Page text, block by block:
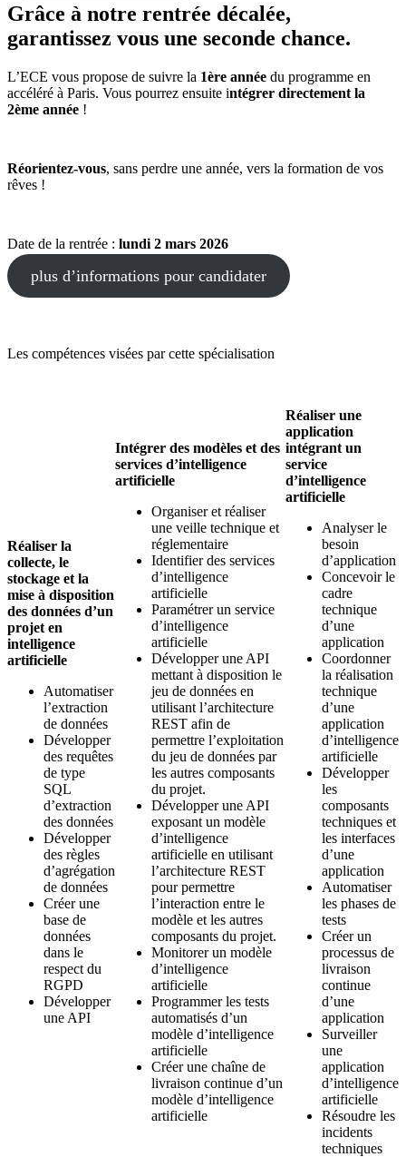
Grâce à notre rentrée décalée,
garantissez vous une seconde chance.
L’ECE vous propose de suivre la 1ère année du programme en
accéléré à Paris. Vous pourrez ensuite intégrer directement la
2ème année !
Réorientez-vous, sans perdre une année, vers la formation de vos
rêves !
Date de la rentrée : lundi 2 mars 2026
plus d’informations pour candidater
Les compétences visées par cette spécialisation
Réaliser la
collecte, le
stockage et la
mise à disposition
des données d’un
projet en
intelligence
artificielle
Automatiser
l’extraction
de données
Développer
des requêtes
de type
SQL
d’extraction
des données
Développer
des règles
d’agrégation
de données
Créer une
base de
données
dans le
respect du
RGPD
Développer
une API
Intégrer des modèles et des
services d’intelligence
artificielle
Organiser et réaliser
une veille technique et
réglementaire
Identifier des services
d’intelligence
artificielle
Paramétrer un service
d’intelligence
artificielle
Développer une API
mettant à disposition le
jeu de données en
utilisant l’architecture
REST afin de
permettre l’exploitation
du jeu de données par
les autres composants
du projet.
Développer une API
exposant un modèle
d’intelligence
artificielle en utilisant
l’architecture REST
pour permettre
l’interaction entre le
modèle et les autres
composants du projet.
Monitorer un modèle
d’intelligence
artificielle
Programmer les tests
automatisés d’un
modèle d’intelligence
artificielle
Créer une chaîne de
livraison continue d’un
modèle d’intelligence
artificielle
Réaliser une
application
intégrant un
service
d’intelligence
artificielle
Analyser le
besoin
d’application
Concevoir le
cadre
technique
d’une
application
Coordonner
la réalisation
technique
d’une
application
d’intelligence
artificielle
Développer
les
composants
techniques et
les interfaces
d’une
application
Automatiser
les phases de
tests
Créer un
processus de
livraison
continue
d’une
application
Surveiller
une
application
d’intelligence
artificielle
Résoudre les
incidents
techniques